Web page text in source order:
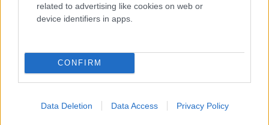
related to advertising like cookies on web or
device identifiers in apps.
CONFIRM
Data Deletion Data Access Privacy Policy
Διάβασε περισσότερα
Αστυνομία